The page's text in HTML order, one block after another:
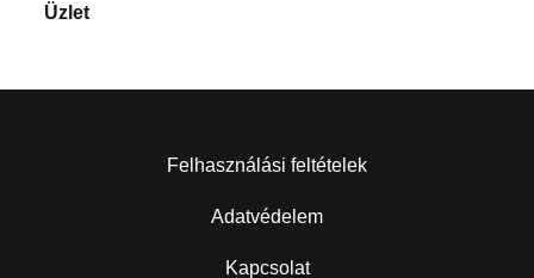
Üzlet
Felhasználási feltételek
Adatvédelem
Kapcsolat